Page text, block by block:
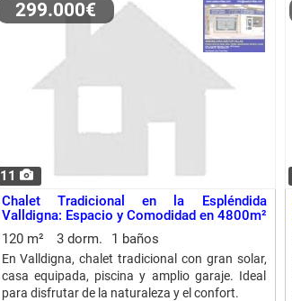
11
299.000€
Chalet Tradicional en la Espléndida
Valldigna: Espacio y Comodidad en 4800m²
120 m²
3 dorm. 1 baños
En Valldigna, chalet tradicional con gran solar,
casa equipada, piscina y amplio garaje. Ideal
para disfrutar de la naturaleza y el confort.